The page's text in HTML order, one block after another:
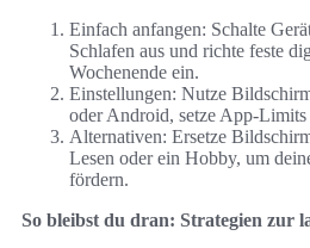
Einfach anfangen: Schalte
Schlafen aus und richte feste
Wochenende ein.
Einstellungen: Nutze
oder Android, setze App-
Alternativen: Ersetze
Lesen oder ein Hobby, um
fördern.
So bleibst du dran: Strategien zur